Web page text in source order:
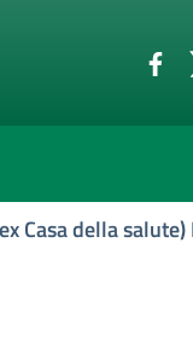
Casa della